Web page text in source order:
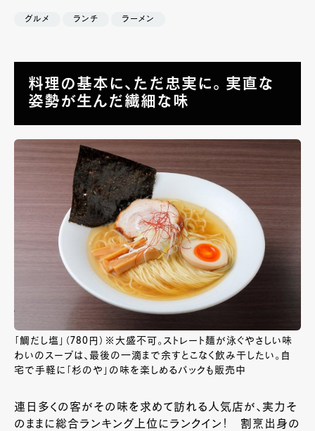
グルメ ランチ ラーメン
料理の基本に、ただ忠実に。 実直な
姿勢が生んだ繊細な味
「鯛だし塩」（780円）※大盛不可。ストレート麺が泳ぐやさしい味
わいのスープは、最後の一滴まで余すとこなく飲み干したい。自
宅で手軽に「杉のや」の味を楽しめるパックも販売中
連日多くの客がその味を求めて訪れる人気店が、実力そ
のままに総合ランキング上位にランクイン！ 割烹出身の